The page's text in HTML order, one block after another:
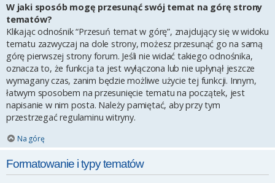
W jaki sposób mogę przesunąć swój temat na górę strony
tematów?
Klikając odnośnik “Przesuń temat w górę”, znajdujący się w widoku
tematu zazwyczaj na dole strony, możesz przesunąć go na samą
górę pierwszej strony forum. Jeśli nie widać takiego odnośnika,
oznacza to, że funkcja ta jest wyłączona lub nie upłynął jeszcze
wymagany czas, zanim będzie możliwe użycie tej funkcji. Innym,
łatwym sposobem na przesunięcie tematu na początek, jest
napisanie w nim posta. Należy pamiętać, aby przy tym
przestrzegać regulaminu witryny.
Na górę
Formatowanie i typy tematów